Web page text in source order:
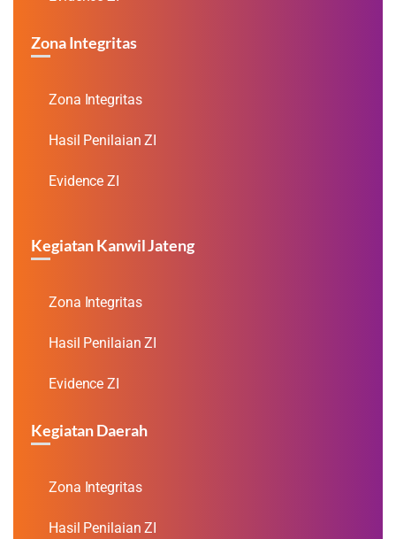
Zona Integritas
Zona Integritas
Hasil Penilaian ZI
Evidence ZI
Kegiatan Kanwil Jateng
Zona Integritas
Hasil Penilaian ZI
Evidence ZI
Kegiatan Daerah
Zona Integritas
Hasil Penilaian ZI